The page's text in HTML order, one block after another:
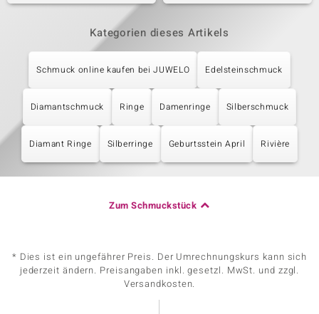
Kategorien dieses Artikels
Schmuck online kaufen bei JUWELO Edelsteinschmuck
Diamantschmuck Ringe Damenringe Silberschmuck
Diamant Ringe Silberringe Geburtsstein April Rivière
Zum Schmuckstück
* Dies ist ein ungefährer Preis. Der Umrechnungskurs kann sich
jederzeit ändern. Preisangaben inkl. gesetzl. MwSt. und zzgl.
Versandkosten.